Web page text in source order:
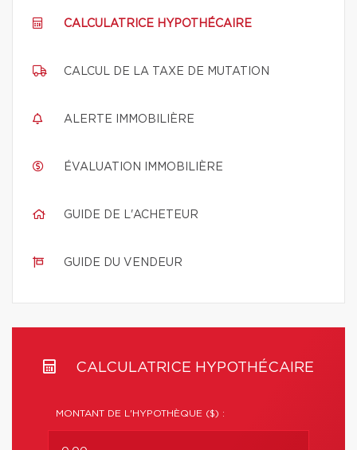
CALCULATRICE HYPOTHÉCAIRE
CALCUL DE LA TAXE DE MUTATION
ALERTE IMMOBILIÈRE
ÉVALUATION IMMOBILIÈRE
GUIDE DE L'ACHETEUR
GUIDE DU VENDEUR
CALCULATRICE HYPOTHÉCAIRE
MONTANT DE L'HYPOTHÈQUE ($) :